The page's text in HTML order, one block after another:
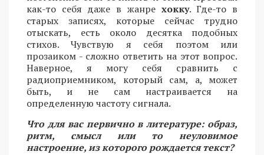
как-то себя даже в жанре хокку. Где-то в
старых записях, которые сейчас трудно
отыскать, есть около десятка подобных
стихов. Чувствую я себя поэтом или
прозаиком - сложно ответить на этот вопрос.
Наверное, я могу себя сравнить с
радиоприемником, который сам, а, может
быть, и не сам настраивается на
определенную частоту сигнала.
Что для вас первично в литературе: образ,
ритм, смысл или то неуловимое
настроение, из которого рождается текст?